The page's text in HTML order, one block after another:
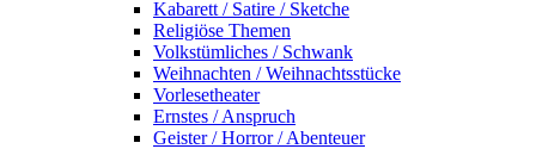
Kabarett / Satire / Sketche
Religiöse Themen
Volkstümliches / Schwank
Weihnachten / Weihnachtsstücke
Vorlesetheater
Ernstes / Anspruch
Geister / Horror / Abenteuer